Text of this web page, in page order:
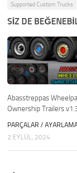
Supported Custom Trucks
SIZ DE
Abasstreppas
Ownership Trailers
PARÇALAR /
2 EYLÜL, 2024